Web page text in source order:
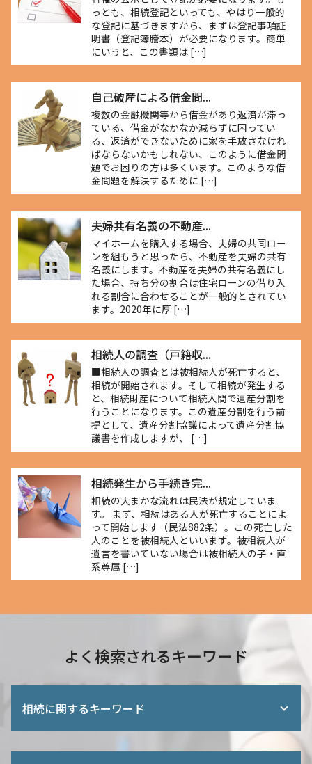
っとも、相続登記といっても、やはり一般的
な登記に基づきますから、まずは登記事項証
明書（登記簿謄本）が必要になります。簡単
にいうと、この書類は […]
自己破産による借金問...
複数の金融機関等から借金があり返済が滞っ
ている、借金がなかなか減らずに困ってい
る、返済ができないために家を手放さなけれ
ばならないかもしれない、このように借金問
題でお困りの方は多くいます。このような借
金問題を解決するために […]
夫婦共有名義の不動産...
マイホームを購入する場合、夫婦の共同ロー
ンを組もうと思ったら、不動産を夫婦の共有
名義にします。不動産を夫婦の共有名義にし
た場合、持ち分の割合は住宅ローンの借り入
れる割合に合わせることが一般的とされてい
ます。2020年に厚 […]
相続人の調査（戸籍収...
■相続人の調査とは被相続人が死亡すると、
相続が開始されます。そして相続が発生する
と、相続財産について相続人間で遺産分割を
行うことになります。この遺産分割を行う前
提として、遺産分割協議によって遺産分割協
議書を作成しますが、 […]
相続発生から手続き完...
相続の大まかな流れは民法が規定していま
す。 まず、相続はある人が死亡することによ
って開始します（民法882条）。この死亡した
人のことを被相続人といいます。被相続人が
遺言を書いていない場合は被相続人の子・直
系尊属 […]
よく検索されるキーワード
相続に関するキーワード
財産 調査